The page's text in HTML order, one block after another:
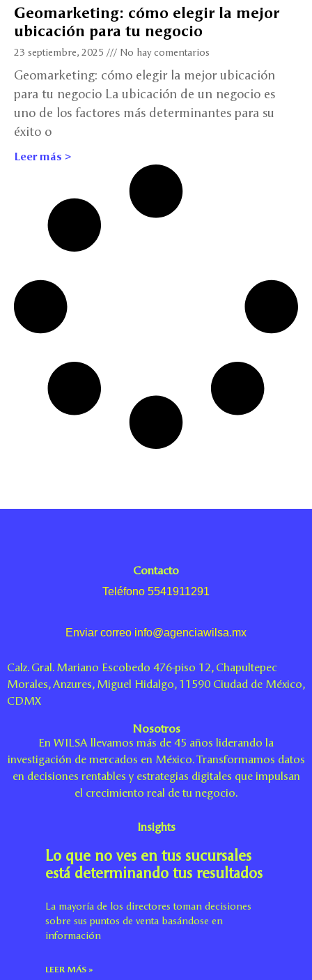
Geomarketing: cómo elegir la mejor
ubicación para tu negocio
23 septiembre, 2025 No hay comentarios
Geomarketing: cómo elegir la mejor ubicación
para tu negocio La ubicación de un negocio es
uno de los factores más determinantes para su
éxito o
Leer más >
Contacto
Teléfono 5541911291
Enviar correo info@agenciawilsa.mx
Calz. Gral. Mariano Escobedo 476-piso 12, Chapultepec
Morales, Anzures, Miguel Hidalgo, 11590 Ciudad de México,
CDMX
Nosotros
En WILSA llevamos más de 45 años liderando la
investigación de mercados en México. Transformamos datos
en decisiones rentables y estrategias digitales que impulsan
el crecimiento real de tu negocio.
Insights
Lo que no ves en tus sucursales
está determinando tus resultados
La mayoría de los directores toman decisiones
sobre sus puntos de venta basándose en
información
LEER MÁS »